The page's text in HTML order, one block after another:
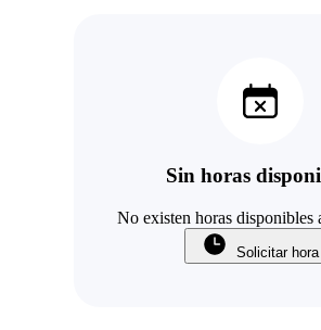
Sin horas
No existen horas disponibles
Solicitar hora